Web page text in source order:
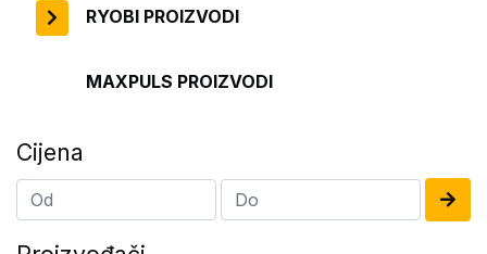
RYOBI PROIZVODI
MAXPULS PROIZVODI
Cijena